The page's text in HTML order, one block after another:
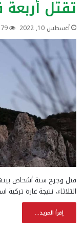
تقتل
أغسطس 10, 2022
قتل وجرح ستة أشخاص
الثلاثاء، نتيجة غارة
إقرأ المزيد...